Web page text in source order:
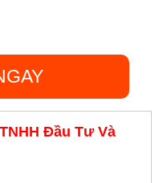
Đầu Tư Và